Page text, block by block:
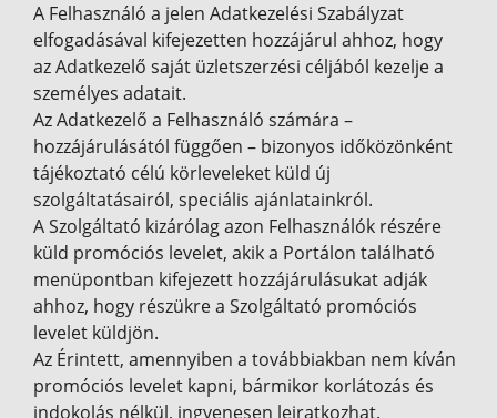
A Felhasználó a jelen Adatkezelési Szabályzat
elfogadásával kifejezetten hozzájárul ahhoz, hogy
az Adatkezelő saját üzletszerzési céljából kezelje a
személyes adatait.
Az Adatkezelő a Felhasználó számára –
hozzájárulásától függően – bizonyos időközönként
tájékoztató célú körleveleket küld új
szolgáltatásairól, speciális ajánlatainkról.
A Szolgáltató kizárólag azon Felhasználók részére
küld promóciós levelet, akik a Portálon található
menüpontban kifejezett hozzájárulásukat adják
ahhoz, hogy részükre a Szolgáltató promóciós
levelet küldjön.
Az Érintett, amennyiben a továbbiakban nem kíván
promóciós levelet kapni, bármikor korlátozás és
indokolás nélkül, ingyenesen leiratkozhat.